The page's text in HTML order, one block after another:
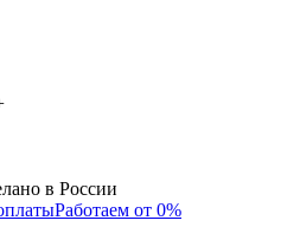
в России
Работаем от 0%